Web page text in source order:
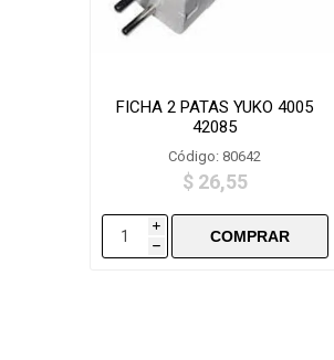
FICHA 2 PATAS YUKO 4005
42085
Código: 80642
$ 26,55
i
h